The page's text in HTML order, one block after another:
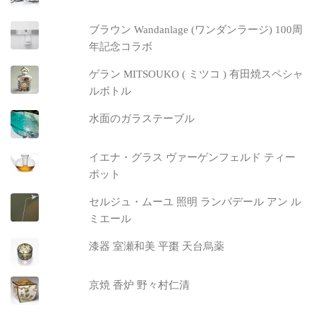
ブラウン Wandanlage (ワンダンラージ) 100周
年記念コラボ
ゲラン MITSOUKO ( ミツコ ) 有田焼スペシャ
ルボトル
水面のガラステーブル
イエナ・グラス ヴァーゲンフェルド ティー
ポット
セルジュ・ムーユ 照明 ランパデール アン ル
ミエール
漆器 室瀬和美 平棗 天台烏薬
京焼 香炉 野々村仁清